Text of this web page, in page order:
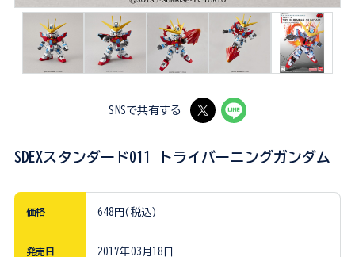
SNSで共有する
SDEXスタンダード011 トライバーニングガンダム
価格 648円(税込)
発売日 2017年03月18日